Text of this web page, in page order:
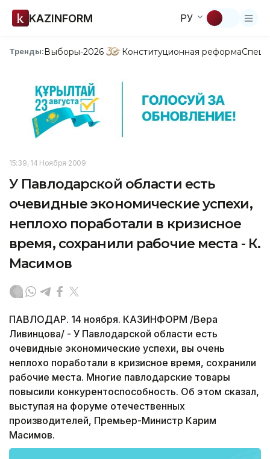
KAZINFORM РУ
Тренды:Выборы-2026 Конституционная реформа
15:39, 14 Ноября 2009
У Павлодарской области есть
очевидные экономические успехи,
неплохо поработали в кризисное
время, сохранили рабочие места - К.
Масимов
ПАВЛОДАР. 14 ноября. КАЗИНФОРМ /Вера
Ливинцова/ - У Павлодарской области есть
очевидные экономические успехи, вы очень
неплохо поработали в кризисное время, сохранили
рабочие места. Многие павлодарские товары
повысили конкурентоспособность. Об этом сказал,
выступая на форуме отечественных
производителей, Премьер-Министр Карим
Масимов.